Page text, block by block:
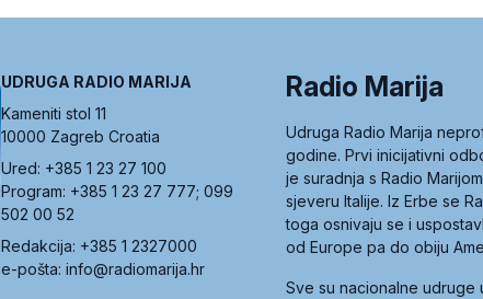
UDRUGA RADIO MARIJA
Kameniti stol 11
10000 Zagreb Croatia
Ured: +385 1 23 27 100
Program: +385 1 23 27 777; 099
502 00 52
Redakcija: +385 1 2327000
e-pošta: info@radiomarija.hr
Radio Marija
Udruga Radio Marija
godine. Prvi inicijativni
je suradnja s Radio
sjeveru Italije. Iz Erbe se
toga osnivaju se i
od Europe pa do obiju
Sve su nacionalne udruge